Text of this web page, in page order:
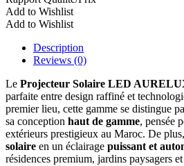
Add to Wishlist
Add to Wishlist
Description
Reviews (0)
Le Projecteur Solaire LED
parfaite entre design raffiné et
premier lieu, cette gamme se distingue
sa conception haut de gamme, pensée
extérieurs prestigieux au Maroc. De
solaire en un éclairage puissant et
résidences premium, jardins paysagers